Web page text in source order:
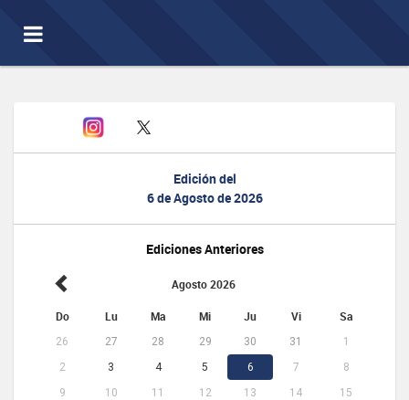
Toggle
navigation
Edición del
6 de Agosto de 2026
Ediciones Anteriores
Agosto 2026
Do Lu Ma Mi Ju Vi Sa
26 27 28 29 30 31
1
2
3 4 5 6 7
8
9
10 11 12 13 14
15